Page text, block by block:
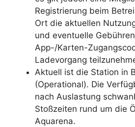
Registrierung beim
Ort die aktuellen
und eventuelle
App-/Karten-
Ladevorgang
Aktuell ist die Station in
(Operational). Die
nach Auslastung
Stoßzeiten rund um die
Aquarena.